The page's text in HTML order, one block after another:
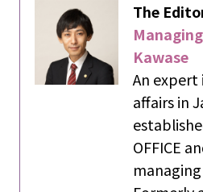
The
Kawase
An
affairs in
OFFICE